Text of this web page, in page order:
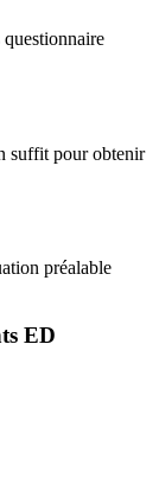
questionnaire
suffit pour obtenir
préalable
ED